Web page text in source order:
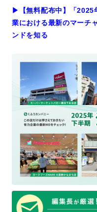
▶︎【無料配布中】「2025
業における最新のマーチ
ンドを知る